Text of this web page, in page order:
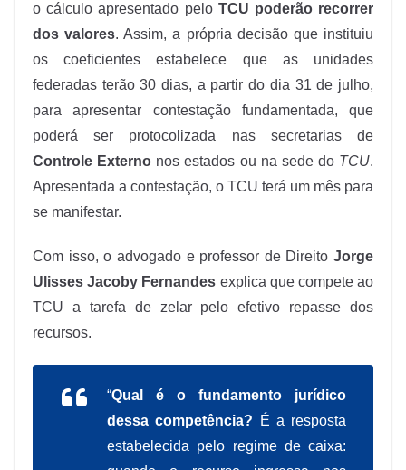
o cálculo apresentado pelo TCU poderão recorrer
dos valores. Assim, a própria decisão que instituiu
os coeficientes estabelece que as unidades
federadas terão 30 dias, a partir do dia 31 de julho,
para apresentar contestação fundamentada, que
poderá ser protocolizada nas secretarias de
Controle Externo nos estados ou na sede do TCU.
Apresentada a contestação, o TCU terá um mês para
se manifestar.
Com isso, o advogado e professor de Direito Jorge
Ulisses Jacoby Fernandes explica que compete ao
TCU a tarefa de zelar pelo efetivo repasse dos
recursos.
“Qual é o fundamento jurídico
dessa competência? É a resposta
estabelecida pelo regime de caixa: